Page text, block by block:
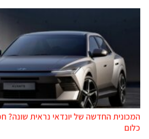
החדשה של יונדאי נראית שונה?